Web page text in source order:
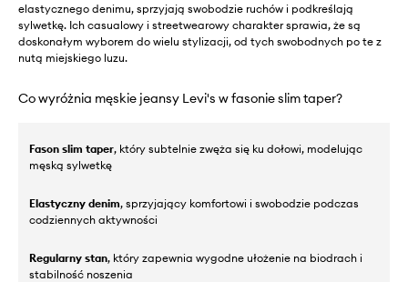
elastycznego denimu, sprzyjają swobodzie ruchów i podkreślają
sylwetkę. Ich casualowy i streetwearowy charakter sprawia, że są
doskonałym wyborem do wielu stylizacji, od tych swobodnych po te z
nutą miejskiego luzu.
Co wyróżnia męskie jeansy Levi's w fasonie slim taper?
Fason slim taper, który subtelnie zwęża się ku dołowi, modelując
męską sylwetkę
Elastyczny denim, sprzyjający komfortowi i swobodzie podczas
codziennych aktywności
Regularny stan, który zapewnia wygodne ułożenie na biodrach i
stabilność noszenia